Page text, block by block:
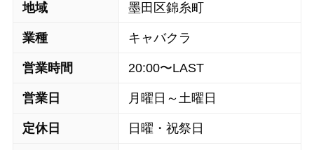
地域 墨田区錦糸町
業種 キャバクラ
営業時間 20:00〜LAST
営業日 月曜日～土曜日
定休日 日曜・祝祭日